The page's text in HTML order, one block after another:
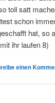
toll satt
schon
hat,
ihr laufen 8)
einen